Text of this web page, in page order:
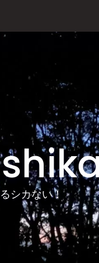
シカない！